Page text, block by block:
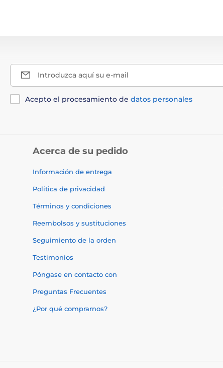
Introduzca aquí su e-mail
Acepto el procesamiento de datos personales
Acerca de su pedido
Información de entrega
Política de privacidad
Términos y condiciones
Reembolsos y sustituciones
Seguimiento de la orden
Testimonios
Póngase en contacto con
Preguntas Frecuentes
¿Por qué comprarnos?